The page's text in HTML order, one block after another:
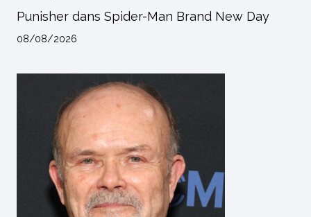
Punisher dans Spider-Man Brand New Day
08/08/2026